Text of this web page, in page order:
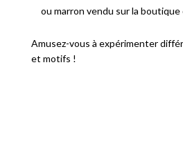
ou marron vendu sur la
Amusez-vous à expérimenter
et motifs !